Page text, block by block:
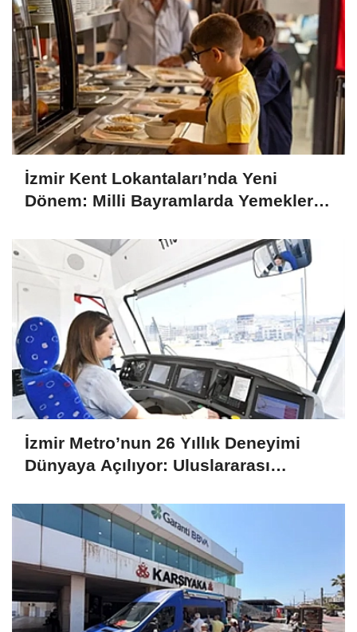
İzmir Kent Lokantaları’nda Yeni
Dönem: Milli Bayramlarda Yemekler
İzmir Metro’nun 26 Yıllık Deneyimi
Dünyaya Açılıyor: Uluslararası